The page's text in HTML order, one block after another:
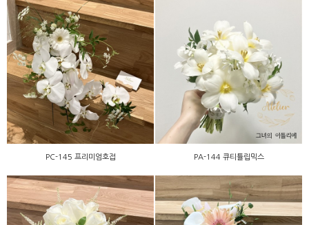
PC-145 프리미엄호접
PC-145 프리미엄호접
PA-144 큐티튤립믹스
PA-144 큐티튤립믹스